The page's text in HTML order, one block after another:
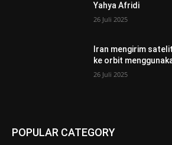
Yahya Afridi
26 Juli 2025
Iran mengirim
ke orbit
26 Juli 2025
POPULAR CATEGORY